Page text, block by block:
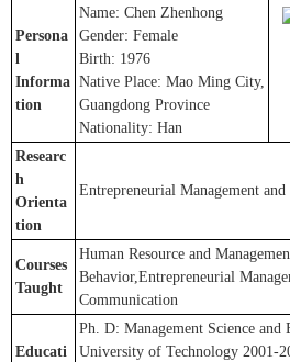
Persona
l
Informa
tion
Name: Chen Zhenhong
Gender: Female
Birth: 1976
Native Place: Mao Ming City,
Guangdong Province
Nationality: Han
Researc
h
Orienta
tion
Entrepreneurial Management
Courses
Taught
Human Resource and
Behavior,Entrepreneurial
Communication
Educati
Ph. D: Management Science and
University of Technology 2001-